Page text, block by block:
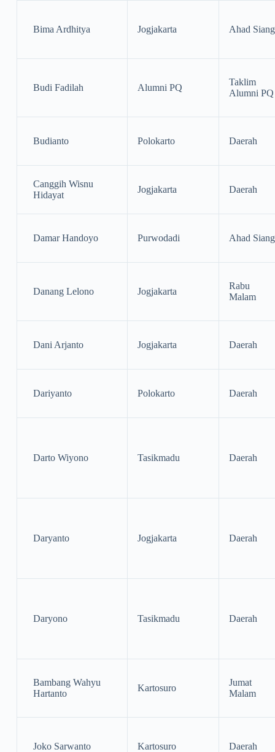
Bima Ardhitya Jogjakarta Ahad Siang
Budi Fadilah Alumni PQ
Taklim
Alumni PQ
Budianto Polokarto Daerah
Canggih Wisnu
Hidayat
Jogjakarta Daerah
Damar Handoyo Purwodadi Ahad Siang
Danang Lelono Jogjakarta
Rabu
Malam
Dani Arjanto Jogjakarta Daerah
Dariyanto Polokarto Daerah
Darto Wiyono Tasikmadu Daerah
Daryanto Jogjakarta Daerah
Daryono Tasikmadu Daerah
Bambang Wahyu
Hartanto
Kartosuro
Jumat
Malam
Joko Sarwanto Kartosuro Daerah